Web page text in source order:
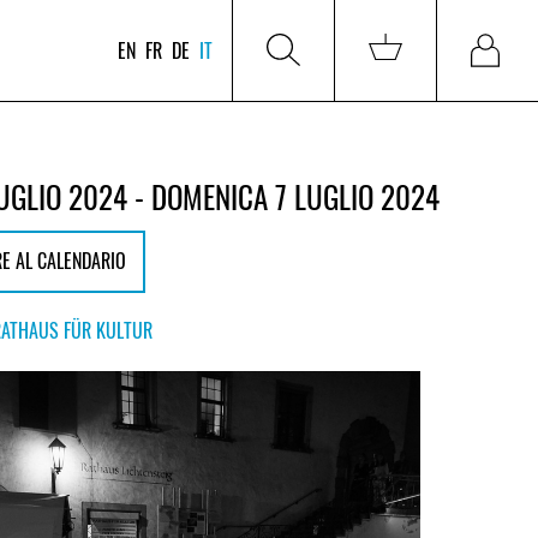
EN FR DE IT
2024 - DOMENICA 7 LUGLIO 2024
AL CALENDARIO
FÜR KULTUR